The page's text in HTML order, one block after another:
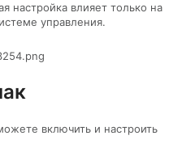
настройка влияет только на
управления.
включить и настроить